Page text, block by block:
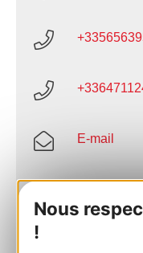
Nous
!
E-mail